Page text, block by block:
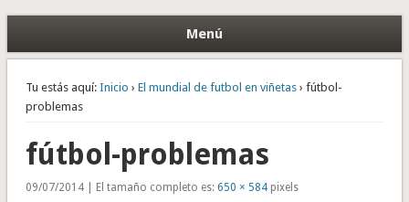
Menú
Tu estás aquí: Inicio › El mundial de futbol en viñetas› fútbol-
problemas
fútbol-problemas
09/07/2014 | El tamaño completo es: 650 × 584pixels